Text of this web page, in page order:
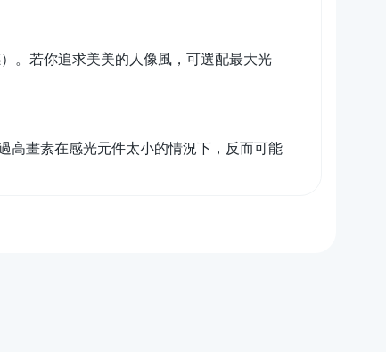
。若你追求美美的人像風，可選配最大光
高畫素在感光元件太小的情況下，反而可能